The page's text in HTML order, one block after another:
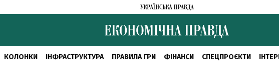
КОЛОНКИ ІНФРАСТРУКТУРА ПРАВИЛА ГРИ ФІНАНСИ СПЕЦПРОЄКТИ